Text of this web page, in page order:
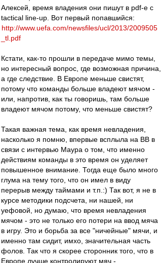
Алексей, время владения они пишут в pdf-е c
tactical line-up. Вот первый попавшийся:
http://www.uefa.com/newsfiles/ucl/2013/2009505
_tl.pdf
Кстати, как-то прошли в передаче мимо темы,
но интересный вопрос, где возможная причина,
а где следствие. В Европе меньше свистят,
потому что команды больше владеют мячом -
или, напротив, как ты говоришь, там больше
владеют мячом потому, что меньше свистят?
Такая важная тема, как время невладения,
насколько я помню, впервые всплыла на ВВ в
связи с интервью Маура о том, что именно
действиям команды в это время он уделяет
повышенное внимание. Тогда еще было много
глума на тему того, что он имел в виду
перерыв между таймами и т.п.:) Так вот, я не в
курсе методики подсчета, ни нашей, ни
уефовой, но думаю, что время невладения
мячом - это не только его потери на ввод мяча
в игру. Это и борьба за все "ничейные" мячи, и
именно там сидит, имхо, значительная часть
фолов. Так что я скорее сторонник того, что в
Европе лучше контролируют мяч -